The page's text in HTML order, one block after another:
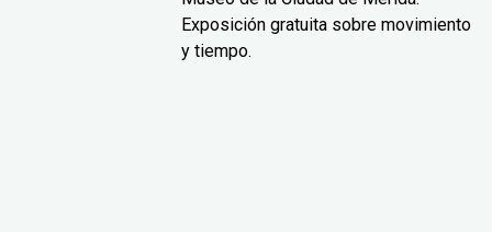
Exposición gratuita sobre movimiento
y tiempo.